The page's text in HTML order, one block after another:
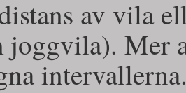
av vila
joggvila). Mer